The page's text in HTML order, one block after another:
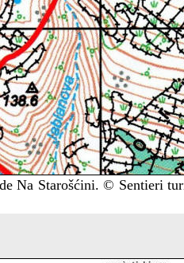
de Na Starošćini. © Sentieri